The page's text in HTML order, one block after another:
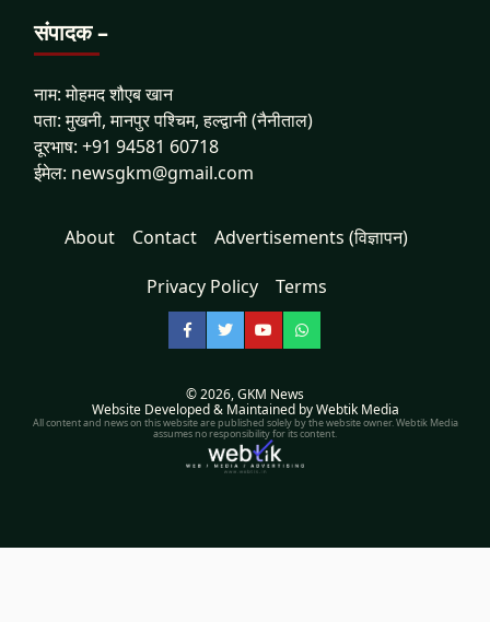
संपादक –
नाम: मोहमद शौएब खान
पता: मुखनी, मानपुर पश्चिम, हल्द्वानी (नैनीताल)
दूरभाष: +91 94581 60718
ईमेल: newsgkm@gmail.com
About Contact Advertisements (विज्ञापन)
Privacy Policy Terms
Facebook
TwitterYouTubeWhatsApp
© 2026,GKM News
Website Developed & Maintained by Webtik Media
All content and news on this website are published solely by the website owner. Webtik Media
assumes no responsibility for its content.